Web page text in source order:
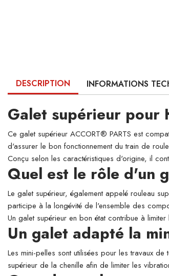
DESCRIPTION INFORMATIONS
Galet supérieur pour
Ce galet supérieur ACCORT® PARTS est
d'assurer le bon fonctionnement du train de
Conçu selon les caractéristiques d'origine, il
Quel est le rôle d'un
Le galet supérieur, également appelé rouleau
participe à la longévité de l'ensemble des
Un galet supérieur en bon état contribue à
Un galet adapté la
Les mini-pelles sont utilisées pour les travaux
supérieur de la chenille afin de limiter les